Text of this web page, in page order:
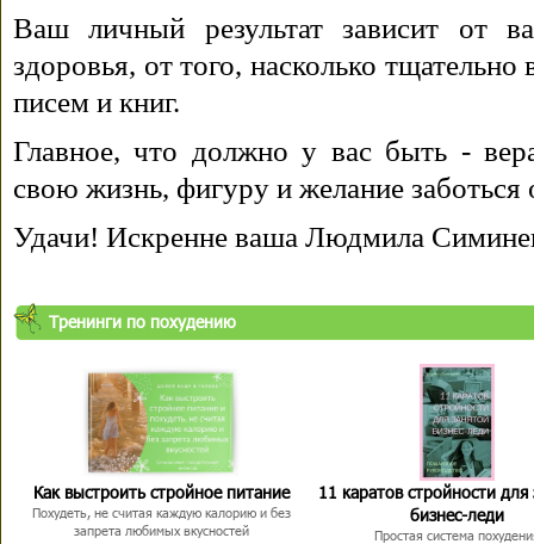
Ваш личный результат зависит от
здоровья, от того, насколько
писем и книг.
Главное, что должно у вас быть -
свою жизнь, фигуру и желание заботься
Удачи! Искренне ваша Людмила
Тренинги по похудению
Как выстроить стройное питание
Похудеть, не считая каждую калорию и без
запрета любимых вкусностей
11 каратов стройности для
бизнес-леди
Простая система